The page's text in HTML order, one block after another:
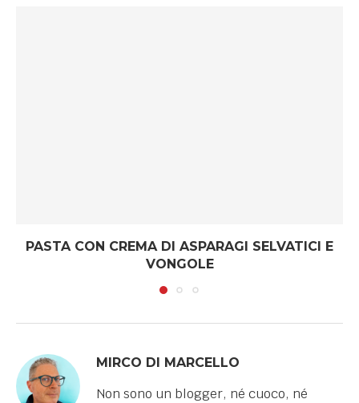
PASTA CON CREMA DI ASPARAGI SELVATICI E
VONGOLE
MIRCO DI MARCELLO
Non sono un blogger, né cuoco, né